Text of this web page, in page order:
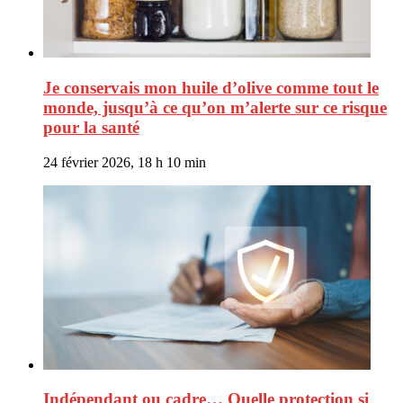
Je conservais mon huile d’olive comme tout le
monde, jusqu’à ce qu’on m’alerte sur ce risque
pour la santé
24 février 2026, 18 h 10 min